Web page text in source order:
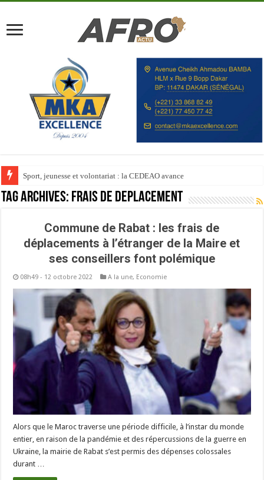
Sport, jeunesse et volontariat : la CEDEAO avance
Tag Archives: Frais de déplacement
Commune de Rabat : les frais de
déplacements à l’étranger de la Maire et
ses conseillers font polémique
08h49 - 12 octobre 2022 A la une, Economie
Alors que le Maroc traverse une période difficile, à l’instar du monde
entier, en raison de la pandémie et des répercussions de la guerre en
Ukraine, la mairie de Rabat s’est permis des dépenses colossales
durant …